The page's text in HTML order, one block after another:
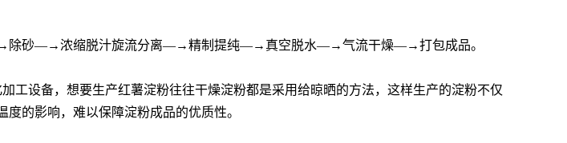
—→浓缩脱汁旋流分离—→精制提纯—→真空脱水—→气流干燥—→打包成品。
工设备，想要生产红薯淀粉往往干燥淀粉都是采用给晾晒的方法，这样生产的淀粉不仅
的影响，难以保障淀粉成品的优质性。